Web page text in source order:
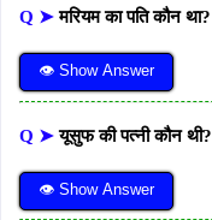
Q ➤मरियम का पति कौन था?
👁 Show Answer
Q ➤यूसुफ की पत्नी कौन थी?
👁 Show Answer